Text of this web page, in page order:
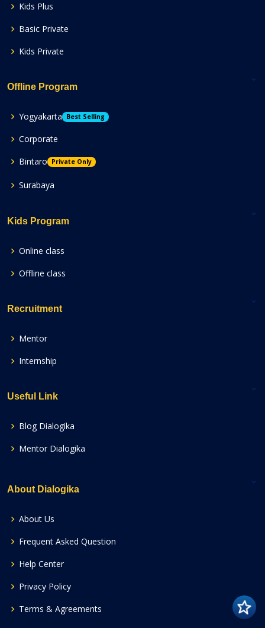
Kids Plus
Basic Private
Kids Private
Offline Program
Yogyakarta Best Selling
Corporate
Bintaro
Private Only
Surabaya
Kids Program
Online class
Offline class
Recruitment
Mentor
Internship
Useful Link
Blog Dialogika
Mentor Dialogika
About Dialogika
About Us
Frequent Asked Question
Help Center
Privacy Policy
Terms & Agreements